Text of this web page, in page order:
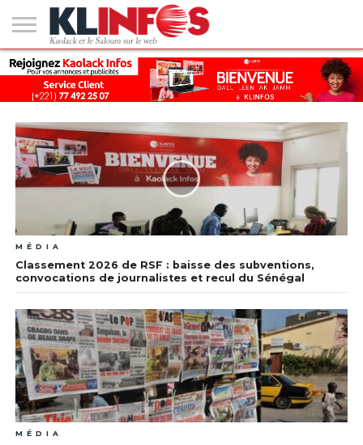
#2
(PAS
DE
TITRE)
KAOLACK
POLITIQUE
ECONOMIE
SOCIÉTÉ
CULTURE
PEOPLE
SPORT
SANTÉ
AFRIQUE
INTERNATIONAL
EMPLOI &
FORMATION
MÉDIA
Classement 2026 de RSF : baisse des subventions,
convocations de journalistes et recul du Sénégal
MÉDIA